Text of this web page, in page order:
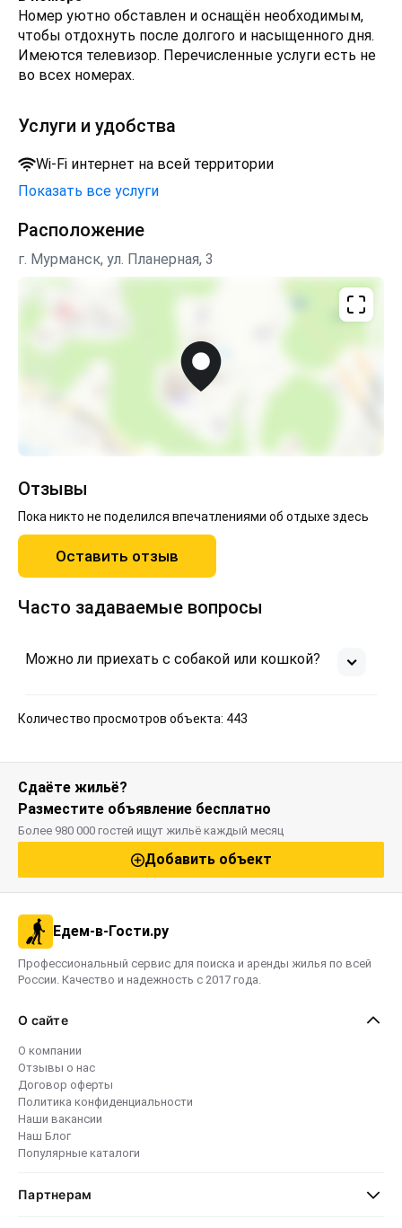
Номер уютно обставлен и оснащён необходимым,
чтобы отдохнуть после долгого и насыщенного дня.
Имеются телевизор. Перечисленные услуги есть не
во всех номерах.
Услуги и удобства
Wi-Fi интернет на всей территории
Показать все услуги
Расположение
г. Мурманск, ул. Планерная, 3
Отзывы
Пока никто не поделился впечатлениями об отдыхе здесь
Оставить отзыв
Часто задаваемые вопросы
Можно ли приехать с собакой или кошкой?
Количество просмотров объекта: 443
Сдаёте жильё?
Разместите объявление бесплатно
Более 980 000 гостей ищут жильё каждый месяц
Добавить объект
Едем-в-Гости.ру
Профессиональный сервис для поиска и аренды жилья по всей
России. Качество и надежность с 2017 года.
О сайте
О компании
Отзывы о нас
Договор оферты
Политика конфиденциальности
Наши вакансии
Наш Блог
Популярные каталоги
Партнерам